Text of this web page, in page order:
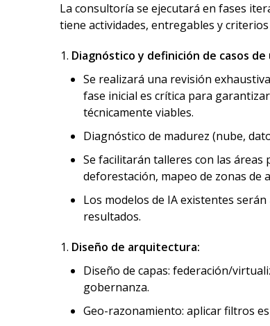
La consultoría se ejecutará en fases
tiene actividades, entregables y
Diagnóstico y definición de casos de
Se realizará una revisión
fase inicial es crítica para
técnicamente viables.
Diagnóstico de madurez (nube,
Se facilitarán talleres con las
deforestación, mapeo de zonas de
Los modelos de IA existentes serán
resultados.
Diseño de arquitectura:
Diseño de capas: federación/
gobernanza.
Geo-razonamiento: aplicar filtros